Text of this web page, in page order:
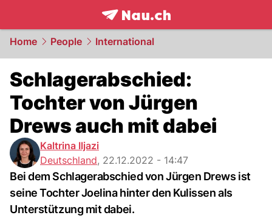
frontpage.NAU.ch
Home People International
Schlagerabschied:
Tochter von Jürgen
Drews auch mit dabei
Kaltrina Iljazi
Deutschland, 22.12.2022 - 14:47
Bei dem Schlagerabschied von Jürgen Drews ist
seine Tochter Joelina hinter den Kulissen als
Unterstützung mit dabei.